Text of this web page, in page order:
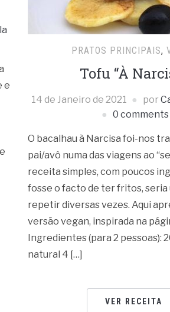
e
PRATOS PRINCIPAIS,
Tofu “À
14 de Janeiro de 2021 por
0 comments
O bacalhau à Narcisa foi-nos
pai/avô numa das viagens ao
receita simples, com poucos
fosse o facto de ter fritos, seria
repetir diversas vezes. Aqui
versão vegan, inspirada na
Ingredientes (para 2 pessoas):
natural 4 […]
VER RECEITA